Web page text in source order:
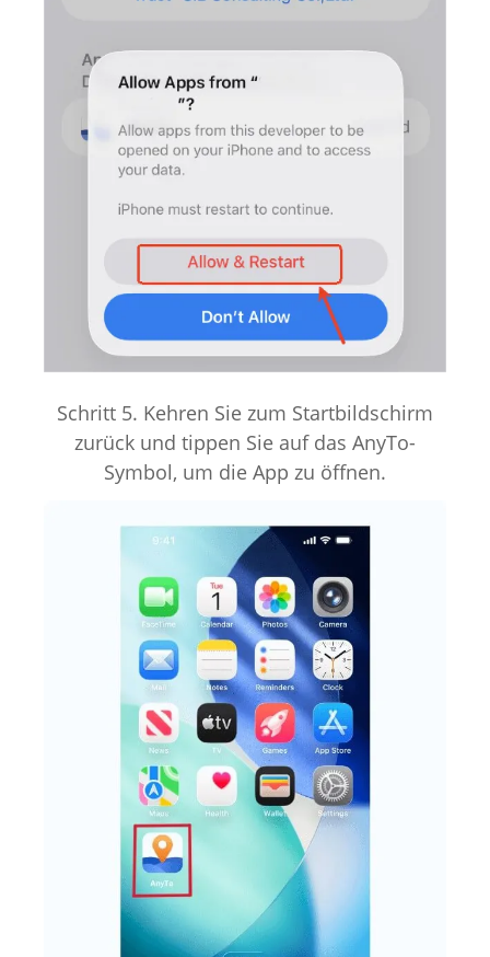
Schritt 5. Kehren Sie zum Startbildschirm
zurück und tippen Sie auf das AnyTo-
Symbol, um die App zu öffnen.